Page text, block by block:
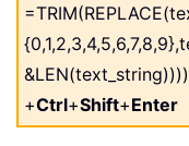
+Ctrl+Shift+Enter